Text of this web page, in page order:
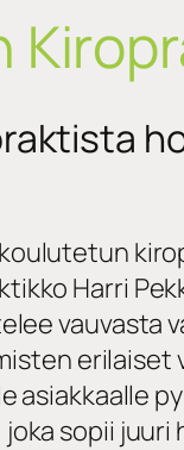
Harri
vauvasta
erilaiset
asiakkaalle
sopii juuri